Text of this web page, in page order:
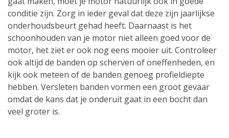
conditie zijn. Zorg in ieder geval dat deze zijn jaarlijkse
onderhoudsbeurt gehad heeft. Daarnaast is het
schoonhouden van je motor niet alleen goed voor de
motor, het ziet er ook nog eens mooier uit. Controleer
ook altijd de banden op scherven of oneffenheden, en
kijk ook meteen of de banden genoeg profieldiepte
hebben. Versleten banden vormen een groot gevaar
omdat de kans dat je onderuit gaat in een bocht dan
veel groter is.